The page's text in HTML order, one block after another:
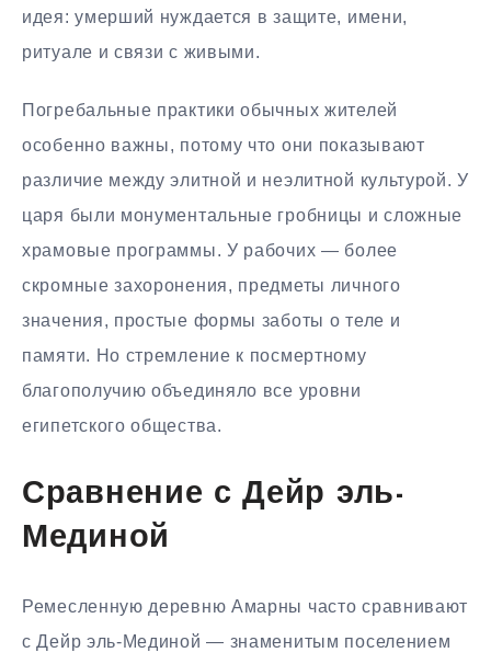
идея: умерший нуждается в защите, имени,
ритуале и связи с живыми.
Погребальные практики обычных жителей
особенно важны, потому что они показывают
различие между элитной и неэлитной культурой. У
царя были монументальные гробницы и сложные
храмовые программы. У рабочих — более
скромные захоронения, предметы личного
значения, простые формы заботы о теле и
памяти. Но стремление к посмертному
благополучию объединяло все уровни
египетского общества.
Сравнение с Дейр эль-
Мединой
Ремесленную деревню Амарны часто сравнивают
с Дейр эль-Мединой — знаменитым поселением